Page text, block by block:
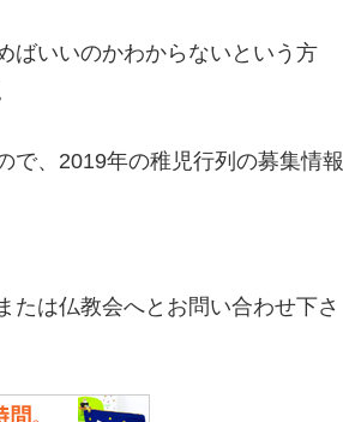
ばいいのかわからないという方
で、2019年の稚児行列の募集情報
は仏教会へとお問い合わせ下さ